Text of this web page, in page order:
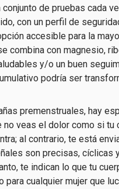
de pruebas cada
con un perfil de
accesible para la
combina con magnesio,
y/o un buen
podría ser
premenstruales, hay
no veas el dolor como si tu
al contrario, te está
son precisas, cíclicas
te indican lo que tu
para cualquier mujer que